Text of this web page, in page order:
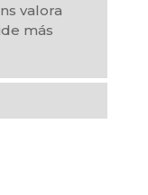
valora
más